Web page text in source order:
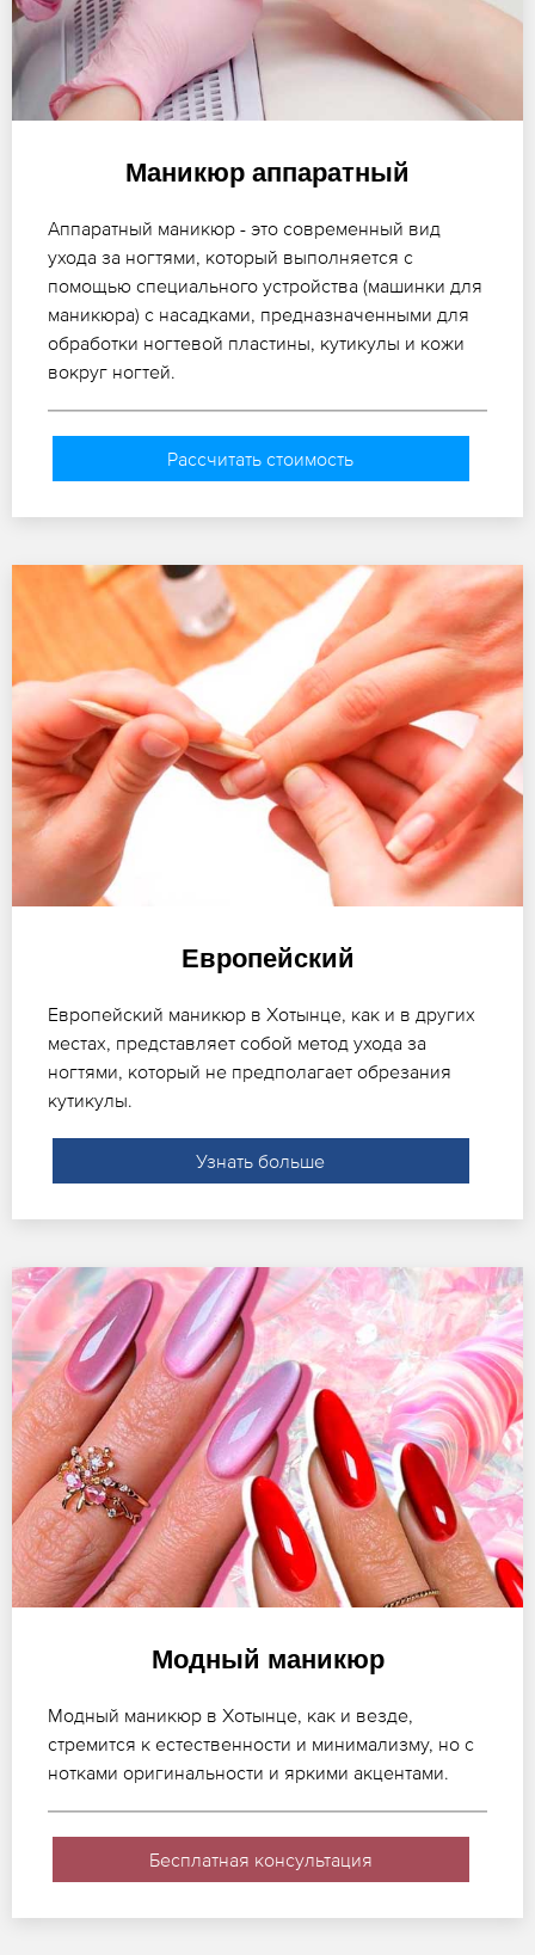
Маникюр аппаратный
Аппаратный маникюр - это современный вид
ухода за ногтями, который выполняется с
помощью специального устройства (машинки для
маникюра) с насадками, предназначенными для
обработки ногтевой пластины, кутикулы и кожи
вокруг ногтей.
Рассчитать стоимость
Европейский
Европейский маникюр в Хотынце, как и в других
местах, представляет собой метод ухода за
ногтями, который не предполагает обрезания
кутикулы.
Узнать больше
Модный маникюр
Модный маникюр в Хотынце, как и везде,
стремится к естественности и минимализму, но с
нотками оригинальности и яркими акцентами.
Бесплатная консультация